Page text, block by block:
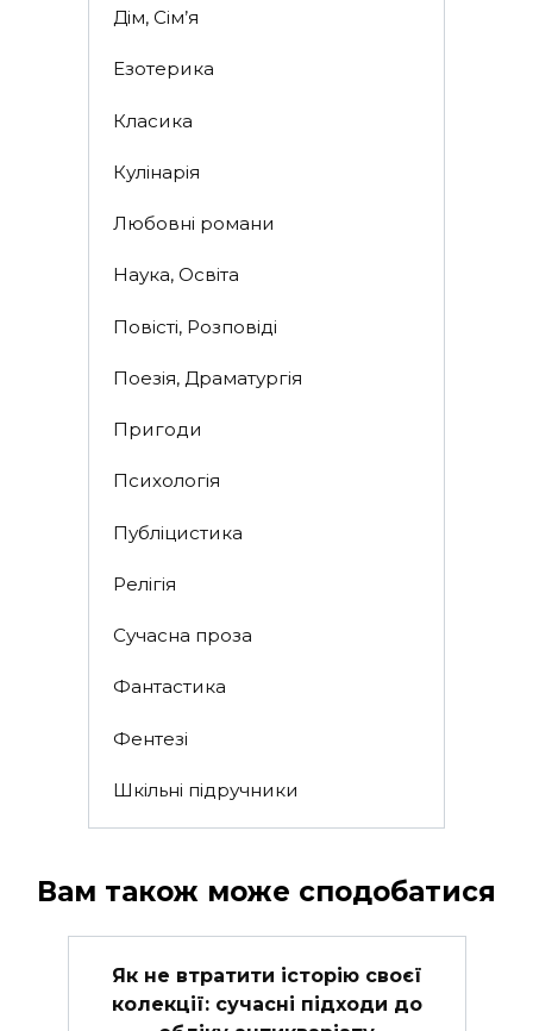
Дім, Сім’я
Езотерика
Класика
Кулінарія
Любовні романи
Наука, Освіта
Повісті, Розповіді
Поезія, Драматургія
Пригоди
Психологія
Публіцистика
Релігія
Сучасна проза
Фантастика
Фентезі
Шкільні підручники
Вам також може сподобатися
Як не втратити історію своєї
колекції: сучасні підходи до